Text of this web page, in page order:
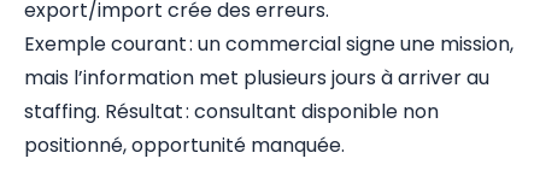
export/import crée des erreurs.
Exemple courant : un commercial signe une mission,
mais l’information met plusieurs jours à arriver au
staffing. Résultat : consultant disponible non
positionné, opportunité manquée.